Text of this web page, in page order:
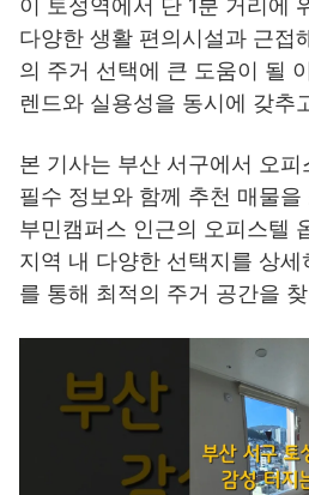
이 토성역에서 단 1분 거리에
다양한 생활 편의시설과 근접
의 주거 선택에 큰 도움이 될
렌드와 실용성을 동시에 갖추
본 기사는 부산 서구에서 오
필수 정보와 함께 추천 매물
부민캠퍼스 인근의 오피스텔
지역 내 다양한 선택지를 상세
를 통해 최적의 주거 공간을